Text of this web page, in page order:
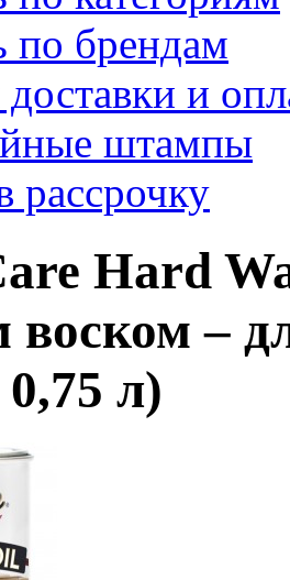
по брендам
и
штампы
рассрочку
Hard
воском –
л)